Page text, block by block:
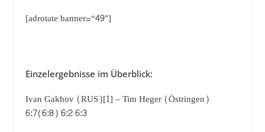
[adrotate banner=“49″]
Einzelergebnisse im Überblick:
Ivan Gakhov (RUS)[1] – Tim Heger (Östringen)
6:7(6:8) 6:2 6:3